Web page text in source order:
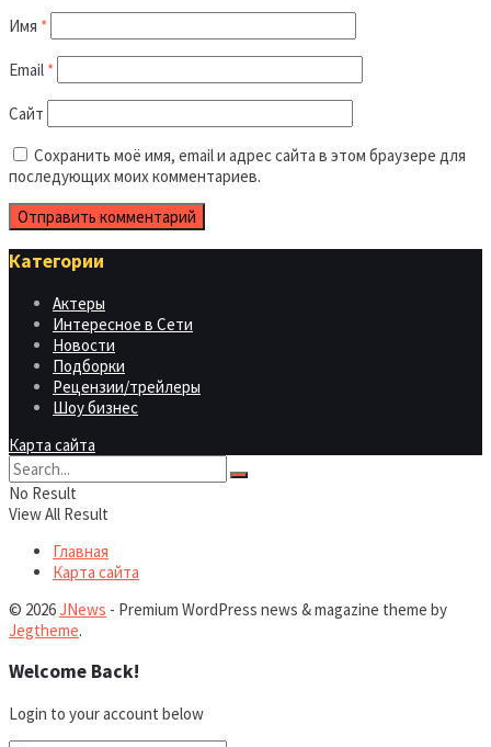
Имя *
Email *
Сайт
Сохранить моё имя, email и адрес сайта в этом браузере для
последующих моих комментариев.
Категории
Актеры
Интересное в Сети
Новости
Подборки
Рецензии/трейлеры
Шоу бизнес
Карта сайта
No Result
View All Result
Главная
Карта сайта
© 2026JNews - Premium WordPress news & magazine theme by
Jegtheme.
Welcome Back!
Login to your account below